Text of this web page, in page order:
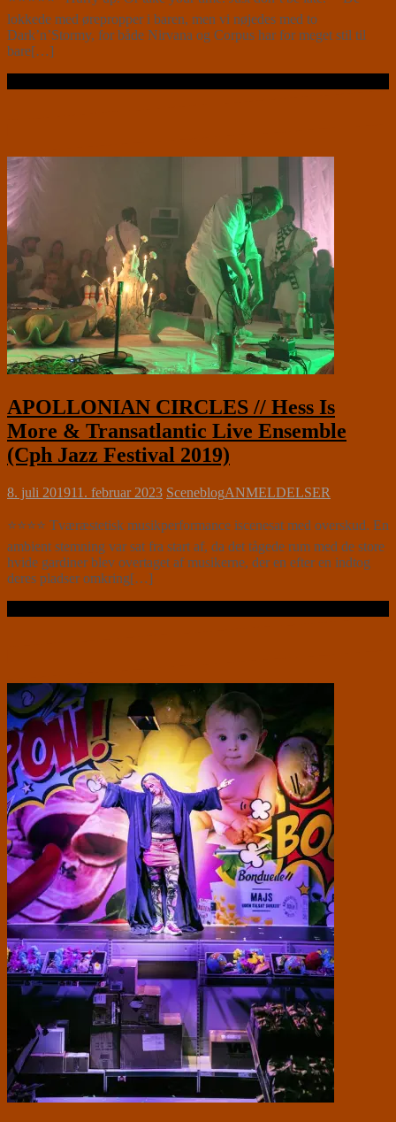
lokkede med ørepropper i baren, men vi nøjedes med to
Dark’n’Stormy, for både Nirvana og Corpus har for meget stil til
bare[…]
APOLLONIAN CIRCLES // Hess Is
More & Transatlantic Live Ensemble
(Cph Jazz Festival 2019)
8. juli 201911. februar 2023 SceneblogANMELDELSER
⭐⭐⭐⭐ Tværæstetisk musikperformance iscenesat med overskud. En
ambient stemning var sat fra start af, da det tågede rum med de store
hvide gardiner blev overtaget af musikerne, der en efter en indtog
deres pladser omkring[…]